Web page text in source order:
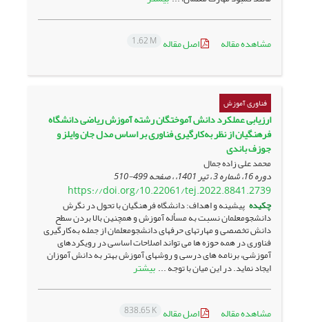
مشاهده مقاله اصل مقاله 1.62 M
فناوری آموزش
ارزیابی عملکرد دانش آموختگان رشته آموزش ریاضی دانشگاه
فرهنگیان از نظر به‌کارگیری فناوری بر اساس مدل جان وایلز و
جوزف باندی
محمد علی زاده جمال
دوره 16، شماره 3 ، تیر 1401، ، صفحه 499-510
https://doi.org/10.22061/tej.2022.8841.2739
چکیده پیشینه و اهداف: دانشگاه فرهنگیان با تحول در نگرش
دانشجو­معلمان نسبت به مسأله آموزش و همچنین بالا بردن سطح
دانش تخصصی و مهارت­های حرفه­ای دانشجو­معلمان از جمله به‌کارگیری
فناوری در همه حوزه ­ها می تواند اصلاحات اساسی در رویکردهای
آموزشی، برنامه های درسی و روش­های آموزش بهتر به دانش ­آموزان
ایجاد نماید. در این میان با توجه ... بیشتر
مشاهده مقاله اصل مقاله 838.65 K